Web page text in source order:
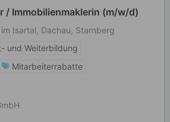
/ Immobilienmaklerin (m/w/d)
Isartal, Dachau, Starnberg
und Weiterbildung
Mitarbeiterrabatte